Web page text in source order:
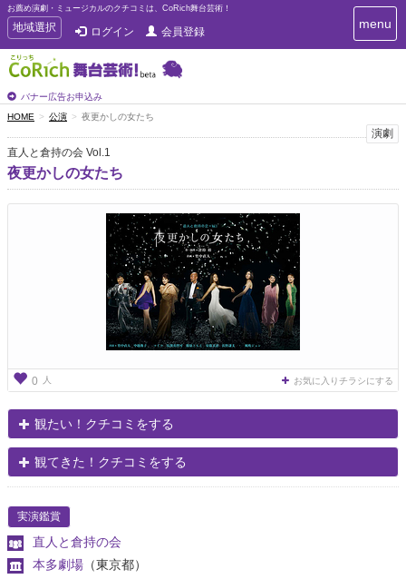
お薦め演劇・ミュージカルのクチコミは、CoRich舞台芸術！
T
o
g
g
e
n
a
v
i
g
地域選択 ログイン 会員登録
バナー広告お申込み
T
o
i
g
menu
HOME 公演 夜更かしの女たち
演劇
直人と倉持の会 Vol.1
夜更かしの女たち
0 人 お気に入りチラシにする
観たい！クチコミをする
観てきた！クチコミをする
実演鑑賞
直人と倉持の会
本多劇場 （東京都）